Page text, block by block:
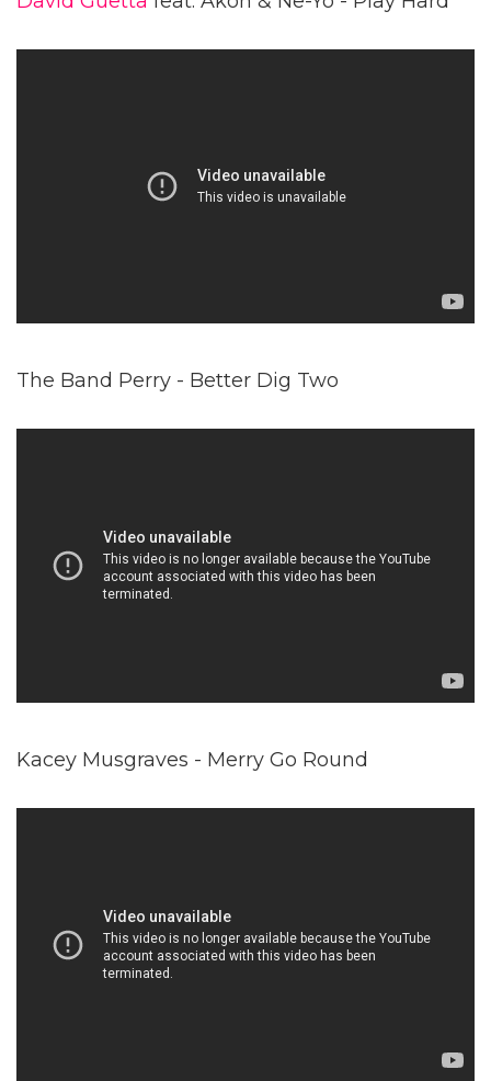
The Band Perry - Better Dig Two
Kacey Musgraves - Merry Go Round